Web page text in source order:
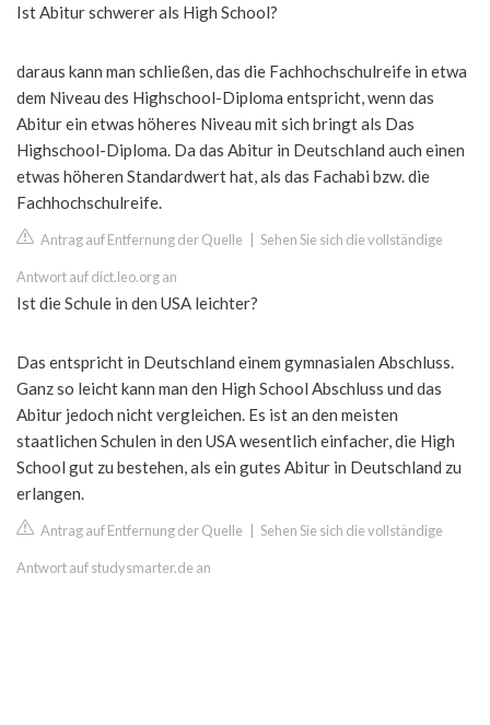
Ist Abitur schwerer als High School?
daraus kann man schließen, das die Fachhochschulreife in etwa
dem Niveau des Highschool-Diploma entspricht, wenn das
Abitur ein etwas höheres Niveau mit sich bringt als Das
Highschool-Diploma. Da das Abitur in Deutschland auch einen
etwas höheren Standardwert hat, als das Fachabi bzw. die
Fachhochschulreife.
Antrag auf Entfernung der Quelle Sehen Sie sich die vollständige
Antwort auf dict.leo.org an
Ist die Schule in den USA leichter?
Das entspricht in Deutschland einem gymnasialen Abschluss.
Ganz so leicht kann man den High School Abschluss und das
Abitur jedoch nicht vergleichen. Es ist an den meisten
staatlichen Schulen in den USA wesentlich einfacher, die High
School gut zu bestehen, als ein gutes Abitur in Deutschland zu
erlangen.
Antrag auf Entfernung der Quelle Sehen Sie sich die vollständige
Antwort auf studysmarter.de an